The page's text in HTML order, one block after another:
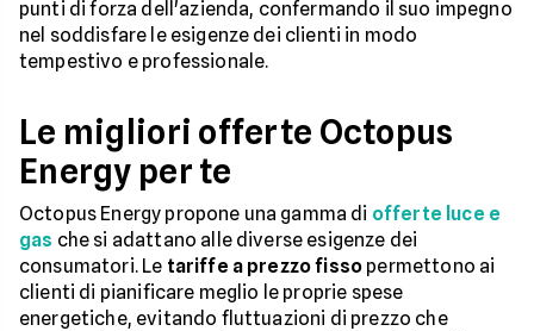
punti di forza dell'azienda, confermando il suo impegno
nel soddisfare le esigenze dei clienti in modo
tempestivo e professionale.
Le migliori offerte Octopus
Energy per te
Octopus Energy propone una gamma di offerte luce e
gas che si adattano alle diverse esigenze dei
consumatori. Le tariffe a prezzo fisso permettono ai
clienti di pianificare meglio le proprie spese
energetiche, evitando fluttuazioni di prezzo che